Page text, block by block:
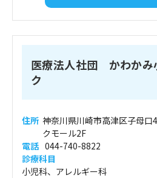
医療法人社団 かわかみ
ク
住所 神奈川県川崎市高津区子母
クモール2F
電話 044-740-8822
診療科目
小児科、アレルギー科